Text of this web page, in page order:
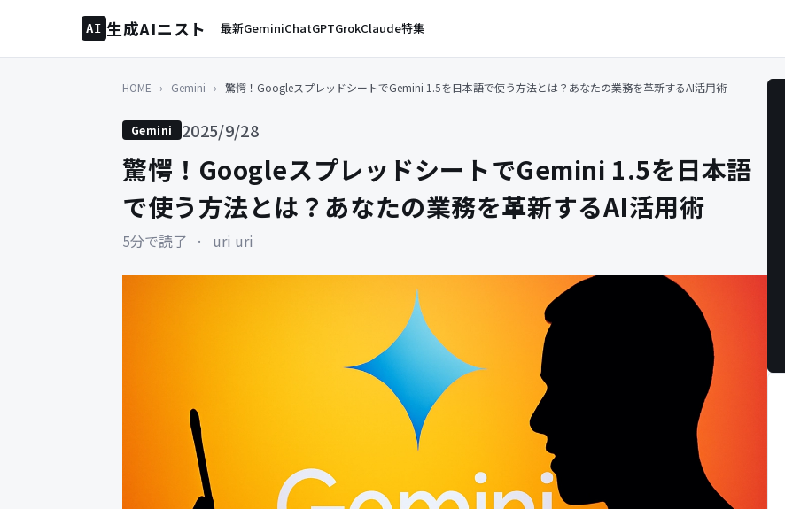
AI 生成AIニスト 最新GeminiChatGPTGrokClaude特集
HOME › Gemini › 驚愕！GoogleスプレッドシートでGemini 1.5を日本語で使う方法とは？あなたの業務を革新するAI活用術
Gemini 2025/9/28
驚愕！GoogleスプレッドシートでGemini 1.5を日本語
で使う方法とは？あなたの業務を革新するAI活用術
5分で読了 · uri uri